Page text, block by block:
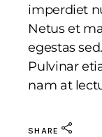
imperdiet
Netus et
egestas
Pulvinar
nam at
SHARE